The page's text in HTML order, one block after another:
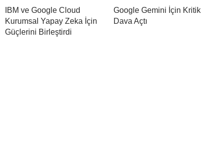
IBM ve Google Cloud
Kurumsal Yapay Zeka İçin
Güçlerini Birleştirdi
Google Gemini İçin Kritik
Dava Açtı